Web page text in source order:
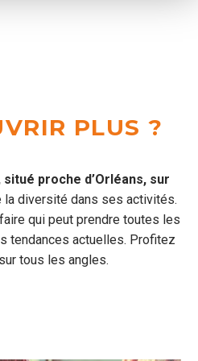
PLUS ?
situé proche d’Orléans, sur
la diversité dans ses activités.
qui peut prendre toutes les
tendances actuelles. Profitez
tous les angles.